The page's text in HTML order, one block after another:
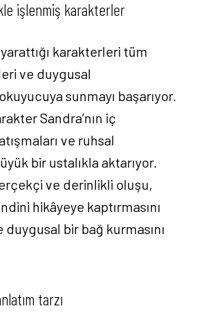
işlenmiş karakterler
karakterleri tüm
ve duygusal
sunmayı başarıyor.
Sandra’nın iç
ve ruhsal
bir ustalıkla aktarıyor.
ve derinlikli oluşu,
hikâyeye kaptırmasını
bir bağ kurmasını
tarzı